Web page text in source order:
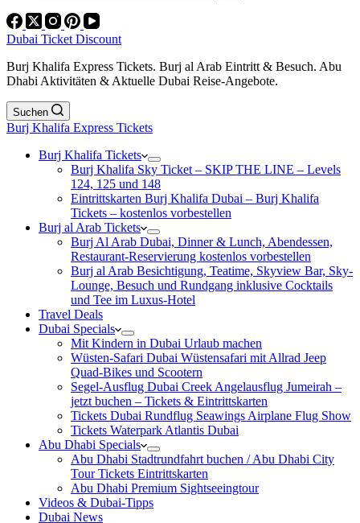
Dubai Ticket Discount
Burj Khalifa Express Tickets. Burj al Arab Eintritt & Besuch. Abu
Dhabi Aktivitäten & Aktuelle Dubai Reise-Angebote.
Suchen
Burj Khalifa Express Tickets
Burj Khalifa Tickets
Burj Khalifa Sky Ticket – SKIP THE LINE – Levels
124, 125 und 148
Eintrittskarten Burj Khalifa Dubai – Burj Khalifa
Tickets – kostenlos vorbestellen
Burj al Arab Tickets
Burj Al Arab Dubai, Dinner & Lunch, Abendessen,
Restaurant-Reservierung kostenlos vorbestellen
Burj al Arab Besichtigung, Teatime, Skyview Bar, Sky-
Lounge, Besuch und Rundgang inklusive Cocktails
und Tee im Luxus-Hotel
Travel Deals
Dubai Specials
Mit Kindern in Dubai Urlaub machen
Wüsten-Safari Dubai Wüstensafari mit Allrad Jeep
Quad-Bikes und Scootern
Segel-Ausflug Dubai Creek Angelausflug Jumeirah –
jetzt buchen – Tickets & Eintrittskarten
Tickets Dubai Rundflug Seawings Airplane Flug Show
Tickets Waterpark Atlantis Dubai
Abu Dhabi Specials
Abu Dhabi Stadtrundfahrt buchen / Abu Dhabi City
Tour Tickets Eintrittskarten
Abu Dhabi Premium Sightseeingtour
Videos & Dubai-Tipps
Dubai News